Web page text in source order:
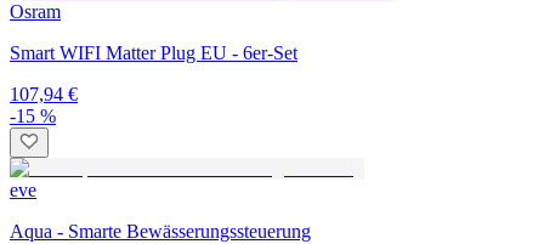
Osram
Smart WIFI Matter Plug EU - 6er-Set
107,94 €
-15 %
eve
Aqua - Smarte Bewässerungssteuerung